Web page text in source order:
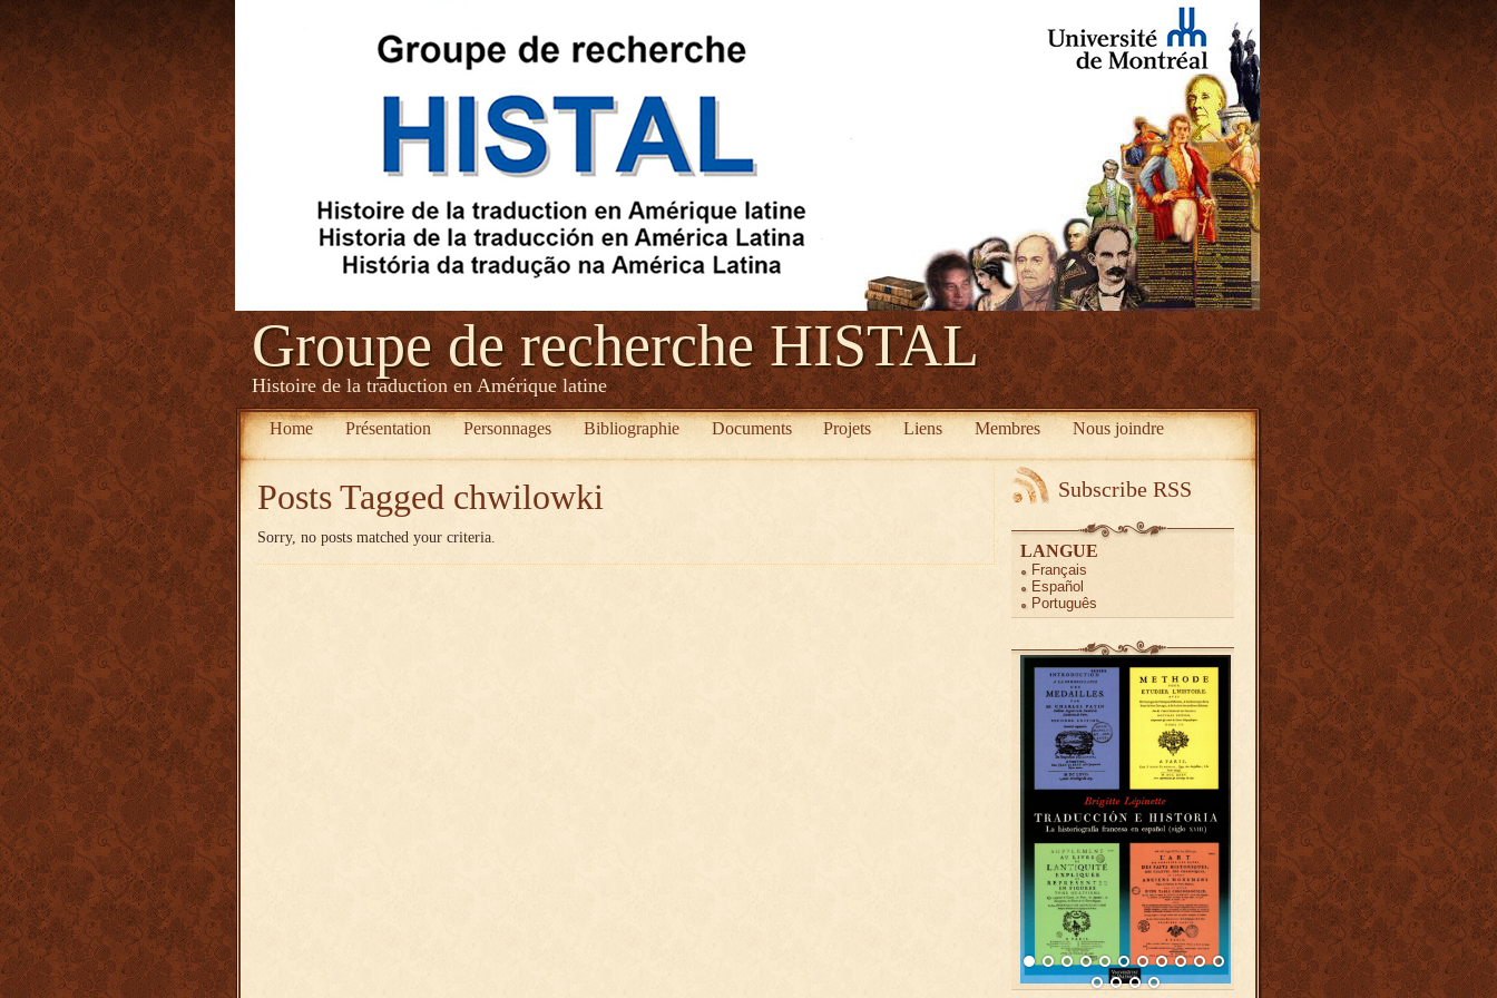
Groupe de recherche HISTAL
Histoire de la traduction en Amérique latine
Home Présentation Personnages Bibliographie Documents Projets Liens Membres Nous joindre
Posts Tagged chwilowki
Sorry, no posts matched your criteria.
Subscribe RSS
LANGUE
Français
Español
Português